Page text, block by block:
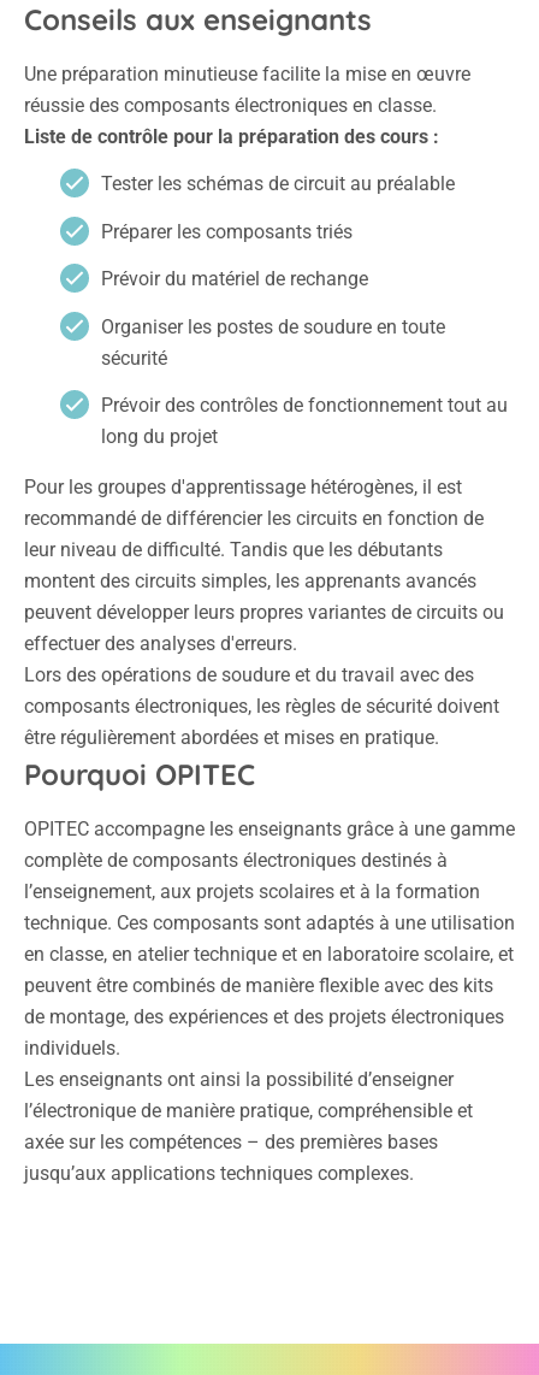
Conseils aux enseignants
Une préparation minutieuse facilite la mise en œuvre
réussie des composants électroniques en classe.
Liste de contrôle pour la préparation des cours :
Tester les schémas de circuit au préalable
Préparer les composants triés
Prévoir du matériel de rechange
Organiser les postes de soudure en toute
sécurité
Prévoir des contrôles de fonctionnement tout au
long du projet
Pour les groupes d'apprentissage hétérogènes, il est
recommandé de différencier les circuits en fonction de
leur niveau de difficulté. Tandis que les débutants
montent des circuits simples, les apprenants avancés
peuvent développer leurs propres variantes de circuits ou
effectuer des analyses d'erreurs.
Lors des opérations de soudure et du travail avec des
composants électroniques, les règles de sécurité doivent
être régulièrement abordées et mises en pratique.
Pourquoi OPITEC
OPITEC accompagne les enseignants grâce à une gamme
complète de composants électroniques destinés à
l’enseignement, aux projets scolaires et à la formation
technique. Ces composants sont adaptés à une utilisation
en classe, en atelier technique et en laboratoire scolaire, et
peuvent être combinés de manière flexible avec des kits
de montage, des expériences et des projets électroniques
individuels.
Les enseignants ont ainsi la possibilité d’enseigner
l’électronique de manière pratique, compréhensible et
axée sur les compétences – des premières bases
jusqu’aux applications techniques complexes.